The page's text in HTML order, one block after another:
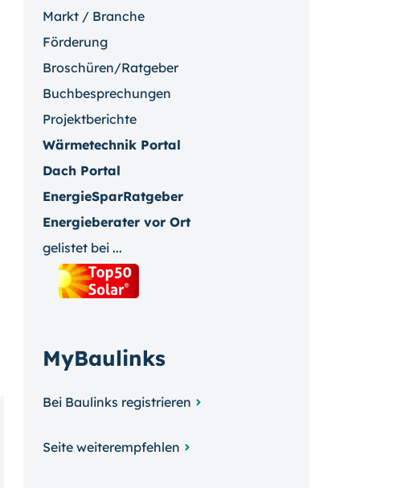
Markt / Branche
Förderung
Broschüren/Ratgeber
Buchbesprechungen
Projektberichte
Wärmetechnik Portal
Dach Portal
EnergieSparRatgeber
Energieberater vor Ort
gelistet bei ...
MyBaulinks
Bei Baulinks registrieren
Seite weiterempfehlen